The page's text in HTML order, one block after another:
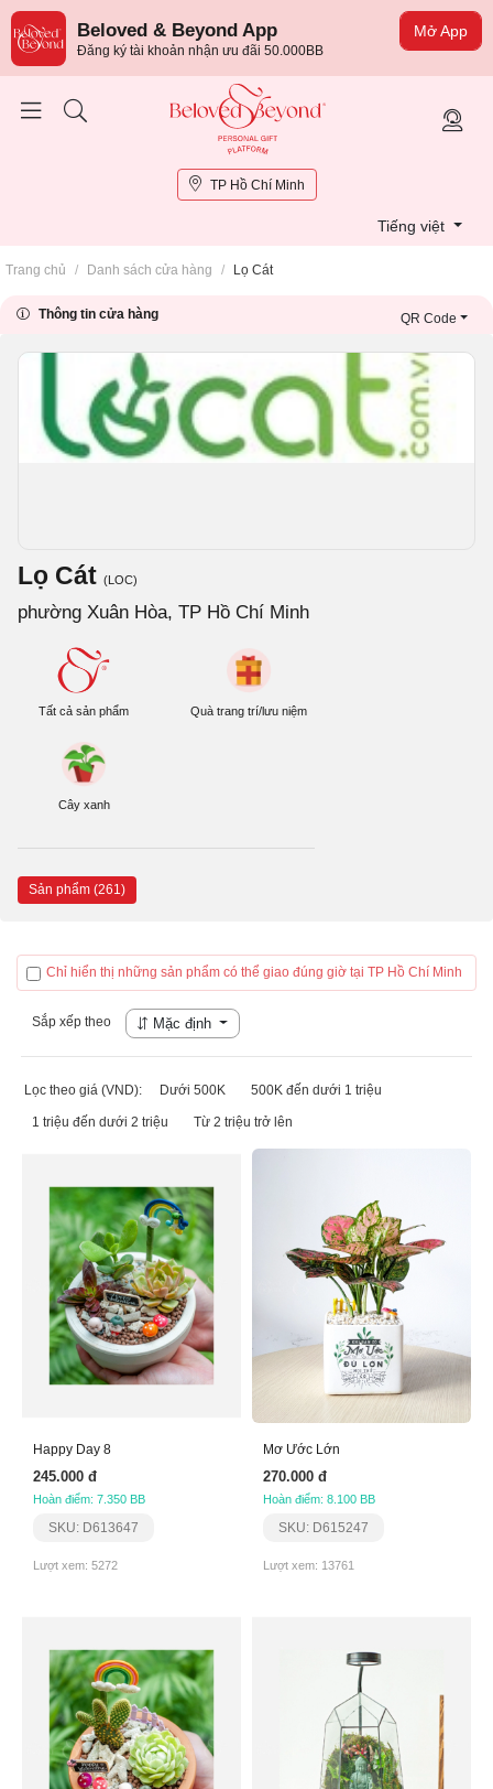
Mở App
Beloved & Beyond App
Đăng ký tài khoản nhận ưu đãi 50.000BB
TP Hồ Chí Minh
Tiếng việt
Trang chủ / Danh sách cửa hàng / Lọ Cát
Thông tin cửa hàng QR Code
Lọ Cát (LOC)
phường Xuân Hòa, TP Hồ Chí Minh
Tất cả sản phẩm Quà trang trí/lưu niệm
Cây xanh
Sản phẩm (261)
Chỉ hiển thị những sản phẩm có thể giao đúng giờ tại TP Hồ Chí Minh
Sắp xếp theo Mặc định
Lọc theo giá (VND): Dưới 500K 500K đến dưới 1 triệu
1 triệu đến dưới 2 triệu Từ 2 triệu trở lên
Happy Day 8
245.000 đ
Hoàn điểm: 7.350 BB
SKU: D613647
Lượt xem: 5272
Mơ Ước Lớn
270.000 đ
Hoàn điểm: 8.100 BB
SKU: D615247
Lượt xem: 13761